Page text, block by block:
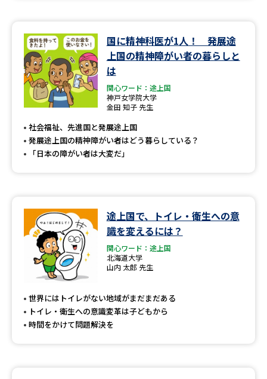
国に精神科医が1人！ 発展途
上国の精神障がい者の暮らしと
は
関心ワード：途上国
神戸女学院大学
金田 知子 先生
社会福祉、先進国と発展途上国
発展途上国の精神障がい者はどう暮らしている？
「日本の障がい者は大変だ」
途上国で、トイレ・衛生への意
識を変えるには？
関心ワード：途上国
北海道大学
山内 太郎 先生
世界にはトイレがない地域がまだまだある
トイレ・衛生への意識変革は子どもから
時間をかけて問題解決を